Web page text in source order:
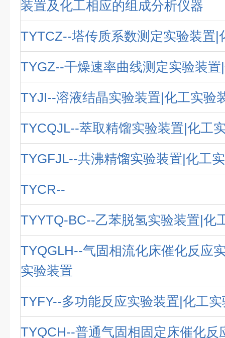
装置及化工相应的组成分析仪器
TYTCZ--塔传质系数测定实验装置|
TYGZ--干燥速率曲线测定实验装
TYJI--溶液结晶实验装置|化工实验
TYCQJL--萃取精馏实验装置|化工
TYGFJL--共沸精馏实验装置|化工
TYCR--
TYYTQ-BC--乙苯脱氢实验装置|化
TYQGLH--气固相流化床催化反应
实验装置
TYFY--多功能反应实验装置|化工
TYQCH--普通气固相固定床催化反